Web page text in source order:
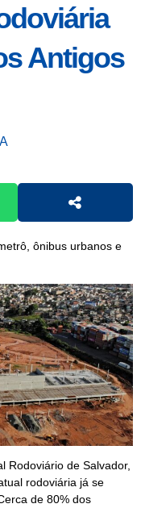
Antigos
ônibus urbanos e
Rodoviário de Salvador,
rodoviária já se
de 80% dos